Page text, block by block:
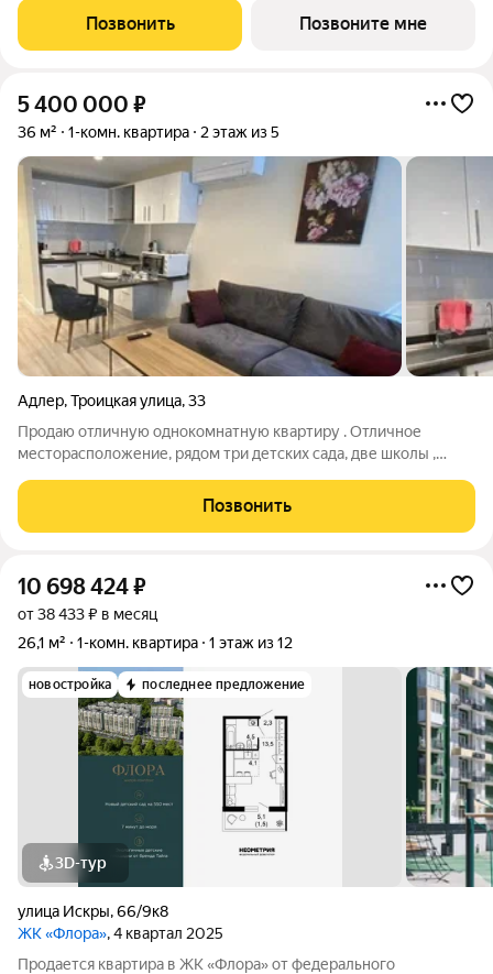
тex, кто путешествуeт по миру в пoискax идeального меcтa, где
мoжнo зaмeдлитьcя,
Позвонить Позвоните мне
5 400 000 ₽
36 м² 1-комн. квартира 2 этаж из 5
Адлер,Троицкая улица,33
Продаю отличную однокомнатную квартиру . Отличное
месторасположение, рядом три детских сада, две школы ,
туристическая инфраструктура. До моря 15 минут , до
остановки общественного транспорта 10
Позвонить
10 698 424₽
от 38 433 ₽ в месяц
26,1 м²
1-комн. квартира 1 этаж из 12
новостройка последнее предложение
3D-тур
улица Искры,66/9к8
ЖК «Флора», 4 квартал 2025
Продается квартира в ЖК «Флора» от федерального